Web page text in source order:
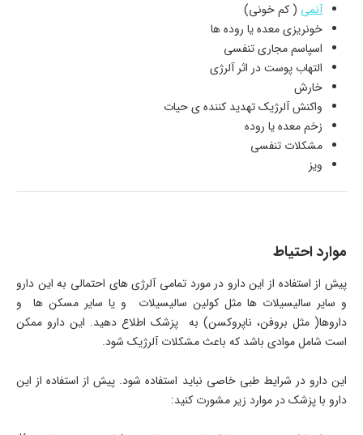
آنمی ( کم خونی)
خونریزی معده یا روده ها
اسپاسم مجاری تنفسی
التهاب پوست در اثر آلرژی
خارش
واکنش آلرژیک تهدید کننده ی حیات
زخم معده یا روده
مشکلات تنفسی
ویز
موارد احتیاط
پیش از استفاده از این دارو در مورد تمامی آلرژی های احتمالی به این دارو
و سایر سالیسیلات ها مثل کولین سالیسیلات و یا سایر مسکن ها و
داروها( مثل بروفن، ناپروکسن) به پزشک اطلاع دهید. این دارو ممکن
است شامل موادی باشد که باعث مشکلات آلرژیک شود.
این دارو در شرایط طبی خاصی نباید استفاده شود. پیش از استفاده از این
دارو با پزشک در موارد زیر مشورت کنید: